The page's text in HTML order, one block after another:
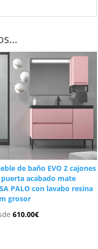
de baño EVO 2 cajones
puerta acabado mate
PALO con lavabo resina
grosor
610.00€